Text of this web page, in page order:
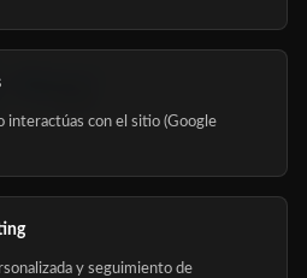
interactúas con el sitio (Google
y seguimiento de